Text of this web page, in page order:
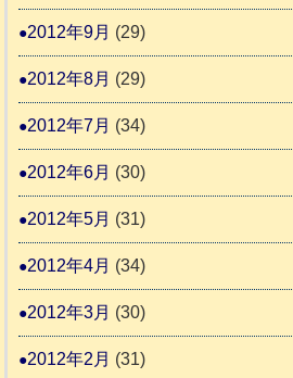
2012年9月 (29)
2012年8月 (29)
2012年7月 (34)
2012年6月 (30)
2012年5月 (31)
2012年4月 (34)
2012年3月 (30)
2012年2月 (31)